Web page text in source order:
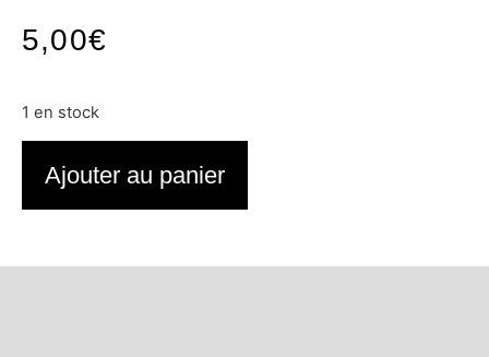
5,00€
1 en stock
Ajouter au panier